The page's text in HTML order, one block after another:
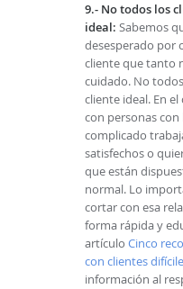
9.- No todos los
ideal: Sabemos
desesperado por
cliente que tanto
cuidado. No
cliente ideal. En
con personas con
complicado
satisfechos o
que están
normal. Lo
cortar con esa
forma rápida y
artículo Cinco
con clientes
información al